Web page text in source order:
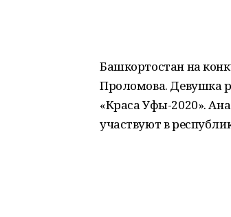
Башкортостан на
Проломова. Девушка
«Краса Уфы-2020».
участвуют в